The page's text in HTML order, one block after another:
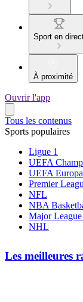
Sport en
À proximité
Ouvrir l'app
Tous les contenus
Sports populaires
Ligue 1
UEFA
UEFA
Premier
NFL
NBA
Major
NHL
Les meilleures